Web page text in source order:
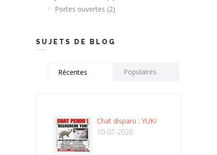
Portes ouvertes (2)
SUJETS DE BLOG
Récentes Populaires
Chat disparu : YUKI
10-07-2026